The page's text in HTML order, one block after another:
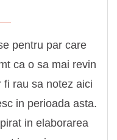
pentru par care
ca o sa mai revin
fi rau sa notez aici
in perioada asta.
in elaborarea